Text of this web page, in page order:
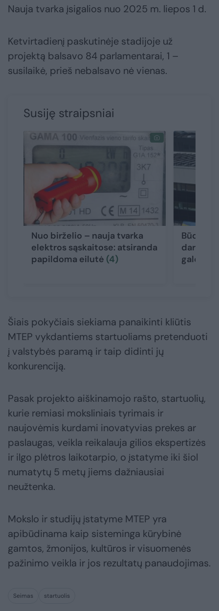
Nauja tvarka įsigalios nuo 2025 m. liepos 1 d.
Ketvirtadienį paskutinėje stadijoje už
projektą balsavo 84 parlamentarai, 1 –
susilaikė, prieš nebalsavo nė vienas.
Susiję straipsniai
Nuo birželio – nauja tvarka
elektros sąskaitose: atsiranda
papildoma eilutė (4)
Būdas,
galėtų
Šiais pokyčiais siekiama panaikinti kliūtis
MTEP vykdantiems startuoliams pretenduoti
į valstybės paramą ir taip didinti jų
konkurenciją.
Pasak projekto aiškinamojo rašto, startuolių,
kurie remiasi moksliniais tyrimais ir
naujovėmis kurdami inovatyvias prekes ar
paslaugas, veikla reikalauja gilios ekspertizės
ir ilgo plėtros laikotarpio, o įstatyme iki šiol
numatytų 5 metų jiems dažniausiai
neužtenka.
Mokslo ir studijų įstatyme MTEP yra
apibūdinama kaip sisteminga kūrybinė
gamtos, žmonijos, kultūros ir visuomenės
pažinimo veikla ir jos rezultatų panaudojimas.
Seimas startuolis